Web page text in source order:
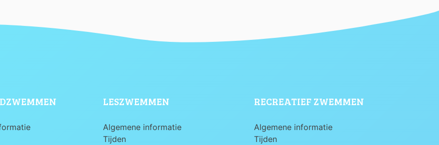
LESZWEMMEN
Algemene informatie
Tijden
RECREATIEF ZWEMMEN
Algemene informatie
Tijden